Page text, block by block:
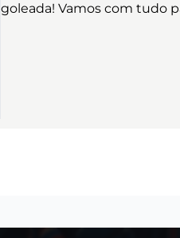
goleada! Vamos com tudo